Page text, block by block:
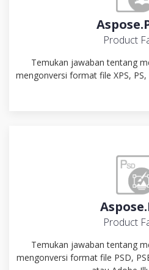
Product
Temukan jawaban tentang
mengonversi format file XPS,
Product
Temukan jawaban tentang
mengonversi format file PSD,